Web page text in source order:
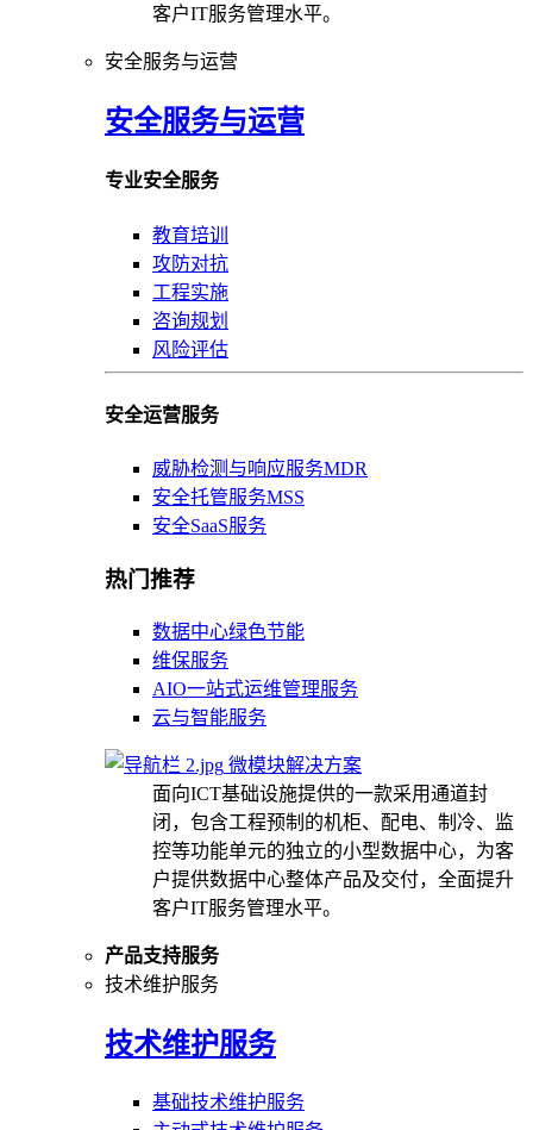
客户IT服务管理水平。
安全服务与运营
安全服务与运营
专业安全服务
教育培训
攻防对抗
工程实施
咨询规划
风险评估
安全运营服务
威胁检测与响应服务MDR
安全托管服务MSS
安全SaaS服务
热门推荐
数据中心绿色节能
维保服务
AIO一站式运维管理服务
云与智能服务
微模块解决方案
面向ICT基础设施提供的一款采用通道封
闭，包含工程预制的机柜、配电、制冷、监
控等功能单元的独立的小型数据中心，为客
户提供数据中心整体产品及交付，全面提升
客户IT服务管理水平。
产品支持服务
技术维护服务
技术维护服务
基础技术维护服务